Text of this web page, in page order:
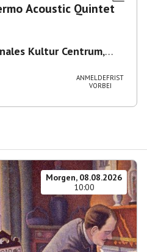
Acoustic Quintet
Kultur Centrum,
ANMELDEFRIST
VORBEI
Morgen, 08.08.2026
10:00